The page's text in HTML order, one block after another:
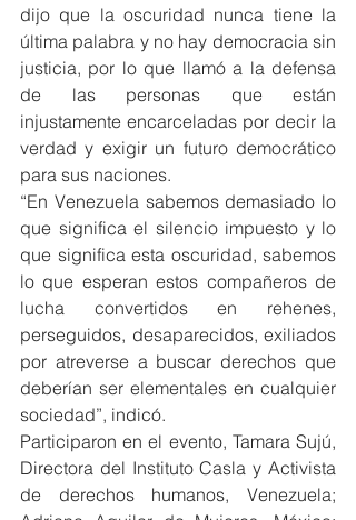
dijo que la oscuridad nunca tiene la
última palabra y no hay democracia sin
justicia, por lo que llamó a la defensa
de las personas que están
injustamente encarceladas por decir la
verdad y exigir un futuro democrático
para sus naciones.
“En Venezuela sabemos demasiado lo
que significa el silencio impuesto y lo
que significa esta oscuridad, sabemos
lo que esperan estos compañeros de
lucha convertidos en rehenes,
perseguidos, desaparecidos, exiliados
por atreverse a buscar derechos que
deberían ser elementales en cualquier
sociedad”, indicó.
Participaron en el evento, Tamara Sujú,
Directora del Instituto Casla y Activista
de derechos humanos, Venezuela;